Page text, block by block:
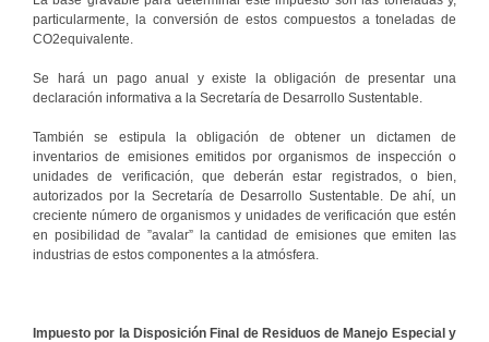
particularmente, la conversión de estos compuestos a toneladas de
CO2equivalente.
Se hará un pago anual y existe la obligación de presentar una
declaración informativa a la Secretaría de Desarrollo Sustentable.
También se estipula la obligación de obtener un dictamen de
inventarios de emisiones emitidos por organismos de inspección o
unidades de verificación, que deberán estar registrados, o bien,
autorizados por la Secretaría de Desarrollo Sustentable. De ahí, un
creciente número de organismos y unidades de verificación que estén
en posibilidad de ”avalar” la cantidad de emisiones que emiten las
industrias de estos componentes a la atmósfera.
Impuesto por la Disposición Final de Residuos de Manejo Especial y